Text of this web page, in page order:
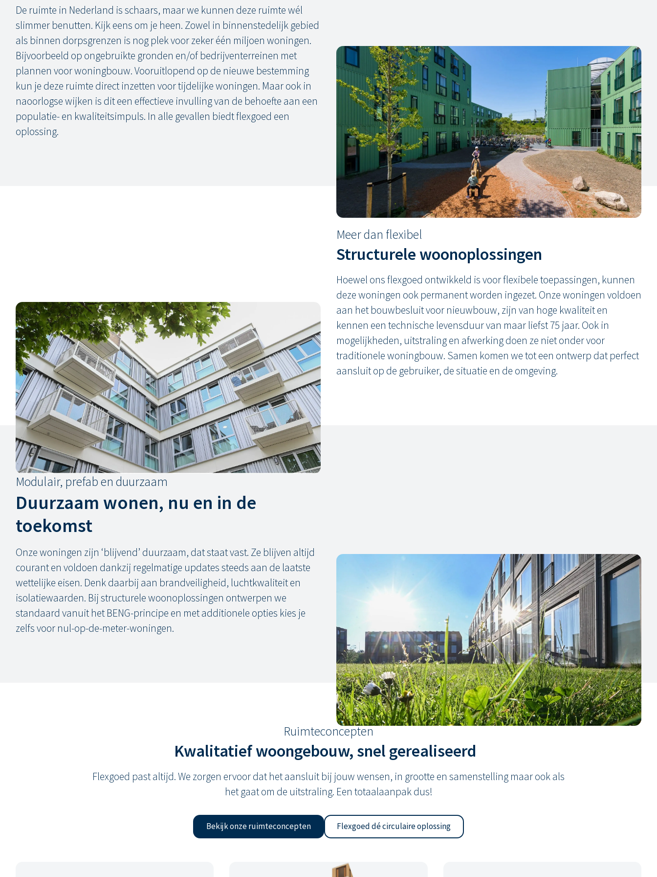
De ruimte in Nederland is schaars, maar we kunnen deze ruimte wél
slimmer benutten. Kijk eens om je heen. Zowel in binnenstedelijk gebied
als binnen dorpsgrenzen is nog plek voor zeker één miljoen woningen.
Bijvoorbeeld op ongebruikte gronden en/of bedrijventerreinen met
plannen voor woningbouw. Vooruitlopend op de nieuwe bestemming
kun je deze ruimte direct inzetten voor tijdelijke woningen. Maar ook in
naoorlogse wijken is dit een effectieve invulling van de behoefte aan een
populatie- en kwaliteitsimpuls. In alle gevallen biedt flexgoed een
oplossing.
Meer dan flexibel
Structurele woonoplossingen
Hoewel ons flexgoed ontwikkeld is voor flexibele toepassingen, kunnen
deze woningen ook permanent worden ingezet. Onze woningen voldoen
aan het bouwbesluit voor nieuwbouw, zijn van hoge kwaliteit en
kennen een technische levensduur van maar liefst 75 jaar. Ook in
mogelijkheden, uitstraling en afwerking doen ze niet onder voor
traditionele woningbouw. Samen komen we tot een ontwerp dat perfect
aansluit op de gebruiker, de situatie en de omgeving.
Modulair, prefab en duurzaam
Duurzaam wonen, nu en in de
toekomst
Onze woningen zijn ‘blijvend’ duurzaam, dat staat vast. Ze blijven altijd
courant en voldoen dankzij regelmatige updates steeds aan de laatste
wettelijke eisen. Denk daarbij aan brandveiligheid, luchtkwaliteit en
isolatiewaarden. Bij structurele woonoplossingen ontwerpen we
standaard vanuit het BENG-principe en met additionele opties kies je
zelfs voor nul-op-de-meter-woningen.
Ruimteconcepten
Kwalitatief woongebouw, snel gerealiseerd
Flexgoed past altijd. We zorgen ervoor dat het aansluit bij jouw wensen, in grootte en samenstelling maar ook als
het gaat om de uitstraling. Een totaalaanpak dus!
Bekijk onze ruimteconcepten Flexgoed dé circulaire oplossing